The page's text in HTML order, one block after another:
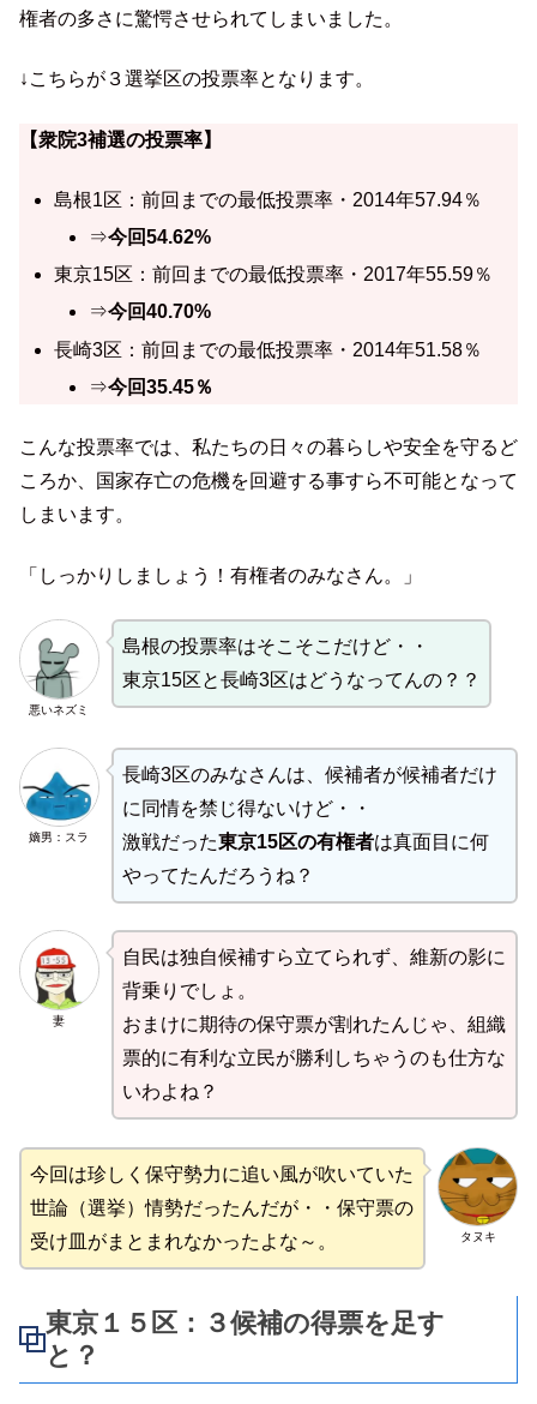
権者の多さに驚愕させられてしまいました。
↓こちらが３選挙区の投票率となります。
【衆院3補選の投票率】
島根1区：前回までの最低投票率・2014年57.94％
⇒今回54.62%
東京15区：前回までの最低投票率・2017年55.59％
⇒今回40.70%
長崎3区：前回までの最低投票率・2014年51.58％
⇒今回35.45％
こんな投票率では、私たちの日々の暮らしや安全を守るど
ころか、国家存亡の危機を回避する事すら不可能となって
しまいます。
「しっかりしましょう！有権者のみなさん。」
悪いネズミ
島根の投票率はそこそこだけど・・
東京15区と長崎3区はどうなってんの？？
嫡男：スラ
長崎3区のみなさんは、候補者が候補者だけ
に同情を禁じ得ないけど・・
激戦だった東京15区の有権者は真面目に何
やってたんだろうね？
妻
自民は独自候補すら立てられず、維新の影に
背乗りでしょ。
おまけに期待の保守票が割れたんじゃ、組織
票的に有利な立民が勝利しちゃうのも仕方な
いわよね？
タヌキ
今回は珍しく保守勢力に追い風が吹いていた
世論（選挙）情勢だったんだが・・保守票の
受け皿がまとまれなかったよな～。
東京１５区：３候補の得票を足す
と？